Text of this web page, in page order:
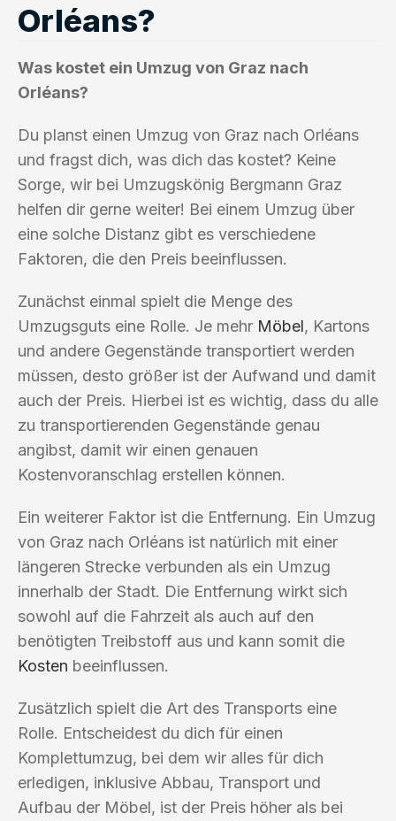
Orléans?
Was kostet ein Umzug von Graz nach
Orléans?
Du planst einen Umzug von Graz nach Orléans
und fragst dich, was dich das kostet? Keine
Sorge, wir bei Umzugskönig Bergmann Graz
helfen dir gerne weiter! Bei einem Umzug über
eine solche Distanz gibt es verschiedene
Faktoren, die den Preis beeinflussen.
Zunächst einmal spielt die Menge des
Umzugsguts eine Rolle. Je mehr Möbel, Kartons
und andere Gegenstände transportiert werden
müssen, desto größer ist der Aufwand und damit
auch der Preis. Hierbei ist es wichtig, dass du alle
zu transportierenden Gegenstände genau
angibst, damit wir einen genauen
Kostenvoranschlag erstellen können.
Ein weiterer Faktor ist die Entfernung. Ein Umzug
von Graz nach Orléans ist natürlich mit einer
längeren Strecke verbunden als ein Umzug
innerhalb der Stadt. Die Entfernung wirkt sich
sowohl auf die Fahrzeit als auch auf den
benötigten Treibstoff aus und kann somit die
Kosten beeinflussen.
Zusätzlich spielt die Art des Transports eine
Rolle. Entscheidest du dich für einen
Komplettumzug, bei dem wir alles für dich
erledigen, inklusive Abbau, Transport und
Aufbau der Möbel, ist der Preis höher als bei